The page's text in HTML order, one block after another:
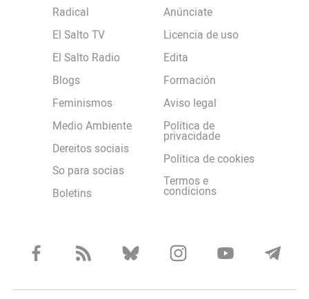
Radical
El Salto TV
El Salto Radio
Blogs
Feminismos
Medio Ambiente
Dereitos sociais
So para socias
Boletins
Anúnciate
Licencia de uso
Edita
Formación
Aviso legal
Política de
privacidade
Política de cookies
Termos e
condicions